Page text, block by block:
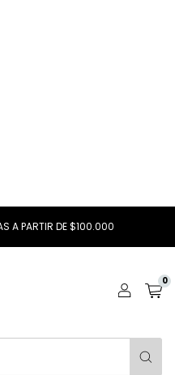
A PARTIR DE $100.000
0